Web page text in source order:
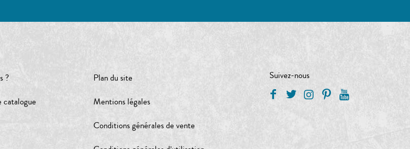
?
catalogue
Plan du site
Mentions légales
Conditions générales de vente
Suivez-nous